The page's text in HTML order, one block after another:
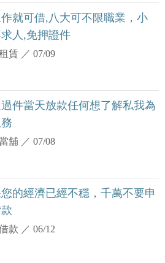
就可借,八大可不限職業，小
人,免押證件
賃 ／07/09
件當天放款任何想了解私我為
舖 ／07/08
的經濟已經不穩，千萬不要申
款 ／06/12